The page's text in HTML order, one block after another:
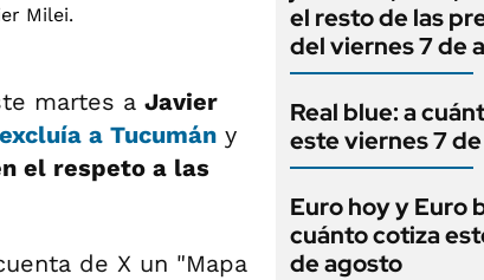
martes a Javier
a Tucumán y
el respeto a las
de X un "Mapa
el resto de las
del viernes 7 de
Real blue: a
este viernes 7
Euro hoy y Euro
cuánto cotiza
de agosto